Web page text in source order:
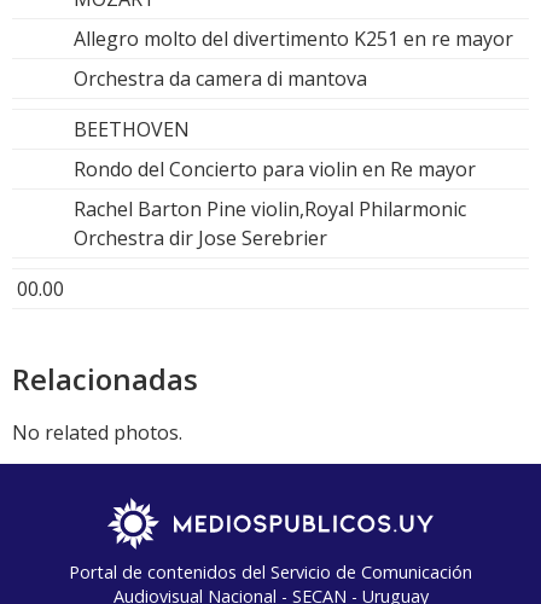
Allegro molto del divertimento K251 en re mayor
Orchestra da camera di mantova
BEETHOVEN
Rondo del Concierto para violin en Re mayor
Rachel Barton Pine violin,Royal Philarmonic
Orchestra dir Jose Serebrier
00.00
Relacionadas
No related photos.
Portal de contenidos del Servicio de Comunicación
Audiovisual Nacional - SECAN - Uruguay